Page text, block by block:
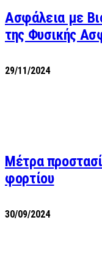
Ασφάλεια με
της Φυσικής
29/11/2024
Μέτρα
φορτίου
30/09/2024